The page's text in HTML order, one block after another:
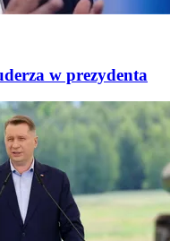
w prezydenta